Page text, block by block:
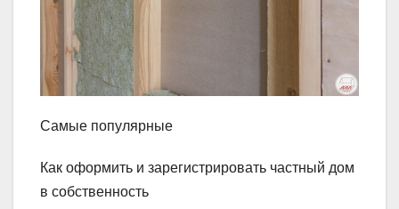
Самые популярные
Как оформить и зарегистрировать частный дом
в собственность